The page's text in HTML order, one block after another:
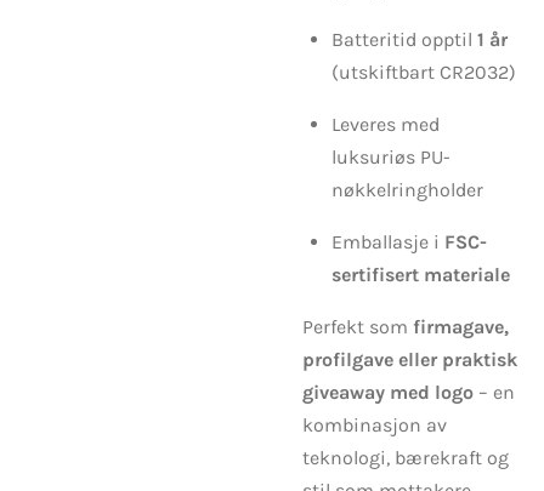
Batteritid opptil 1 år
(utskiftbart CR2032)
Leveres med
luksuriøs PU-
nøkkelringholder
Emballasje i FSC-
sertifisert materiale
Perfekt som firmagave,
profilgave eller praktisk
giveaway med logo – en
kombinasjon av
teknologi, bærekraft og